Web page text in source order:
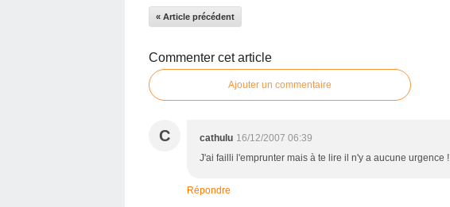
« Article précédent
Commenter cet article
Ajouter un commentaire
C cathulu 16/12/2007 06:39
J'ai failli l'emprunter mais à te lire il n'y a aucune urgence !
Répondre